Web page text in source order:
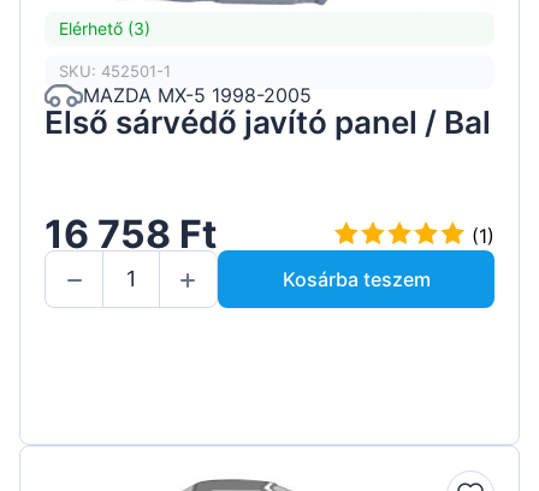
Elérhető (3)
SKU: 452501-1
MAZDA MX-5 1998-2005
Első sárvédő javító panel / Bal
16 758 Ft
(1)
Kosárba teszem